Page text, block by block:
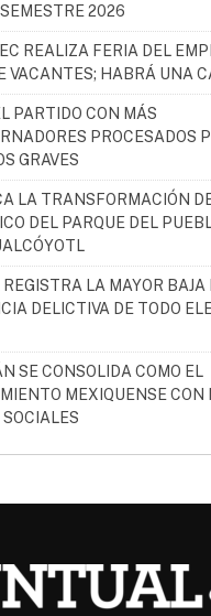
2026
REALIZA FERIA DEL
VACANTES; HABRÁ UNA
PARTIDO CON MÁS
PROCESADOS
GRAVES
LA TRANSFORMACIÓN
DEL PARQUE DEL
LA MAYOR BAJA
DELICTIVA DE TODO
SE CONSOLIDA COMO EL
MEXIQUENSE CON